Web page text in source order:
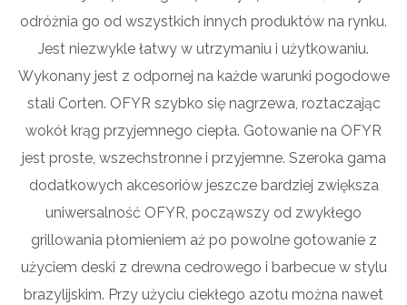
odróżnia go od wszystkich innych produktów na rynku.
Jest niezwykle łatwy w utrzymaniu i użytkowaniu.
Wykonany jest z odpornej na każde warunki pogodowe
stali Corten. OFYR szybko się nagrzewa, roztaczając
wokół krąg przyjemnego ciepła. Gotowanie na OFYR
jest proste, wszechstronne i przyjemne. Szeroka gama
dodatkowych akcesoriów jeszcze bardziej zwiększa
uniwersalność OFYR, począwszy od zwykłego
grillowania płomieniem aż po powolne gotowanie z
użyciem deski z drewna cedrowego i barbecue w stylu
brazylijskim. Przy użyciu ciekłego azotu można nawet